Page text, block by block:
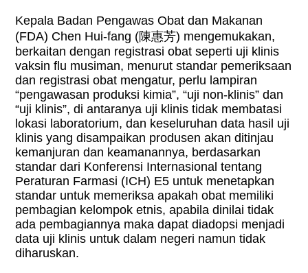
Kepala Badan Pengawas Obat dan Makanan
(FDA) Chen Hui-fang (陳惠芳) mengemukakan,
berkaitan dengan registrasi obat seperti uji klinis
vaksin flu musiman, menurut standar pemeriksaan
dan registrasi obat mengatur, perlu lampiran
“pengawasan produksi kimia”, “uji non-klinis” dan
“uji klinis”, di antaranya uji klinis tidak membatasi
lokasi laboratorium, dan keseluruhan data hasil uji
klinis yang disampaikan produsen akan ditinjau
kemanjuran dan keamanannya, berdasarkan
standar dari Konferensi Internasional tentang
Peraturan Farmasi (ICH) E5 untuk menetapkan
standar untuk memeriksa apakah obat memiliki
pembagian kelompok etnis, apabila dinilai tidak
ada pembagiannya maka dapat diadopsi menjadi
data uji klinis untuk dalam negeri namun tidak
diharuskan.